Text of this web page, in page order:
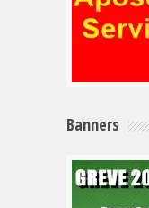
Banners